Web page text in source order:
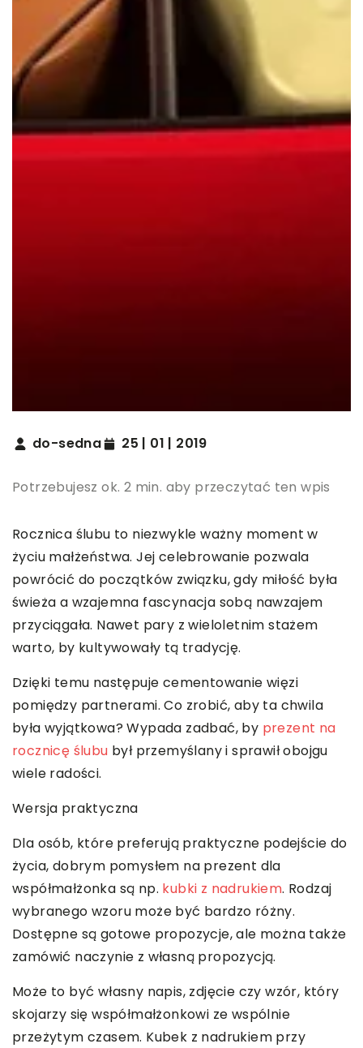
do-sedna 25 | 01 | 2019
Potrzebujesz ok. 2 min. aby przeczytać ten wpis
Rocznica ślubu to niezwykle ważny moment w
życiu małżeństwa. Jej celebrowanie pozwala
powrócić do początków związku, gdy miłość była
świeża a wzajemna fascynacja sobą nawzajem
przyciągała. Nawet pary z wieloletnim stażem
warto, by kultywowały tą tradycję.
Dzięki temu następuje cementowanie więzi
pomiędzy partnerami. Co zrobić, aby ta chwila
była wyjątkowa? Wypada zadbać, by prezent na
rocznicę ślubu był przemyślany i sprawił obojgu
wiele radości.
Wersja praktyczna
Dla osób, które preferują praktyczne podejście do
życia, dobrym pomysłem na prezent dla
współmałżonka są np. kubki z nadrukiem. Rodzaj
wybranego wzoru może być bardzo różny.
Dostępne są gotowe propozycje, ale można także
zamówić naczynie z własną propozycją.
Może to być własny napis, zdjęcie czy wzór, który
skojarzy się współmałżonkowi ze wspólnie
przeżytym czasem. Kubek z nadrukiem przy